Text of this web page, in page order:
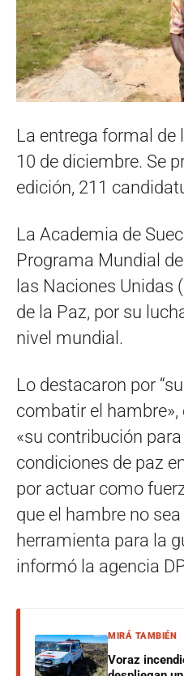
La entrega formal de
10 de diciembre. Se
edición, 211
La Academia de
Programa Mundial
las Naciones Unidas
de la Paz, por su
nivel mundial.
Lo destacaron por
combatir el
«su contribución
condiciones de paz
por actuar como
que el hambre no
herramienta para la
informó la agencia
MIRÁ TAMBIÉN
Voraz